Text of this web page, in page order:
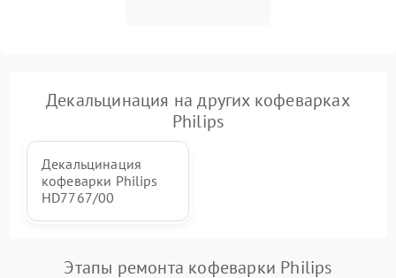
Декальцинация на других кофеварках
Philips
Декальцинация
кофеварки Philips
HD7767/00
Этапы ремонта кофеварки Philips